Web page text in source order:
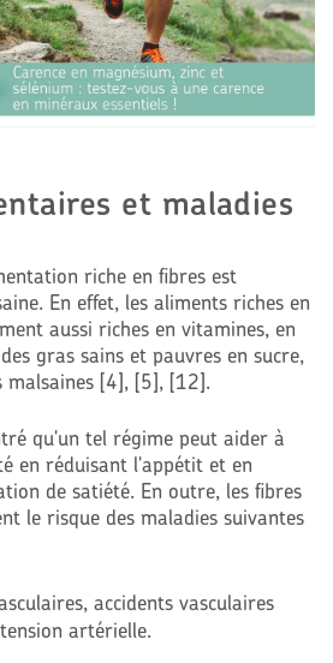
et maladies
riche en fibres est
En effet, les aliments riches en
aussi riches en vitamines, en
gras sains et pauvres en sucre,
malsaines [4], [5], [12].
qu'un tel régime peut aider à
en réduisant l'appétit et en
de satiété. En outre, les fibres
le risque des maladies suivantes
accidents vasculaires
artérielle.